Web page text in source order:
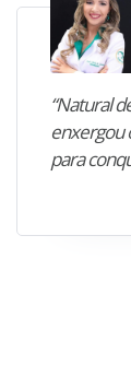
“Natural
enxergou
para